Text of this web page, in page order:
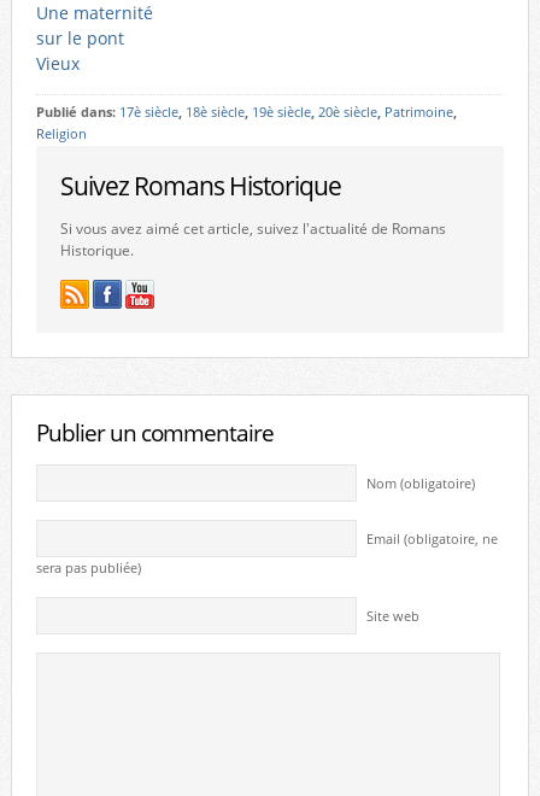
Une maternité
sur le pont
Vieux
Publié dans: 17è siècle, 18è siècle, 19è siècle, 20è siècle, Patrimoine,
Religion
Suivez Romans Historique
Si vous avez aimé cet article, suivez l'actualité de Romans
Historique.
Publier un commentaire
Nom (obligatoire)
Email (obligatoire, ne
sera pas publiée)
Site web